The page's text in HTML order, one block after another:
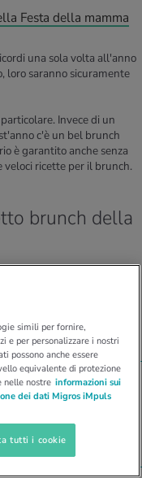
Festa della mamma
una sola volta all'anno
loro saranno sicuramente
Invece di un
c'è un bel brunch
è garantito anche senza
veloci ricette per il brunch.
brunch della
e ca­ro­te con pollo
simili per fornire,
e per personalizzare i nostri
possono anche essere
equivalente di protezione
nelle nostre informazioni sui
dei dati Migros iMpuls
tutti i cookie